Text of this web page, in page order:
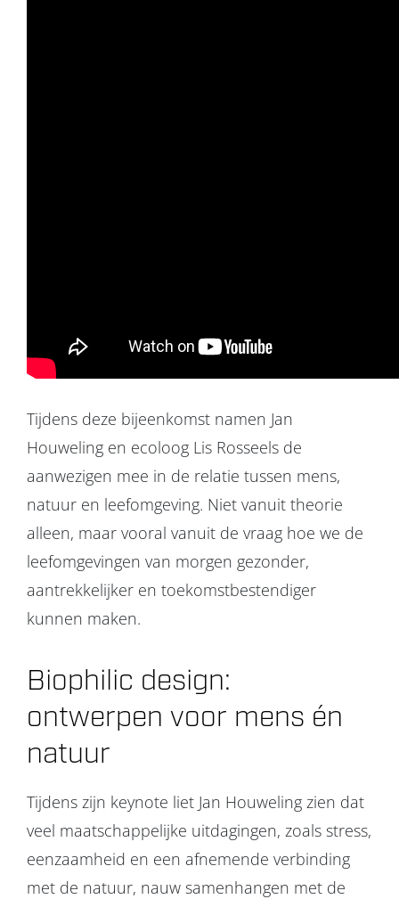
Tijdens deze bijeenkomst namen Jan
Houweling en ecoloog Lis Rosseels de
aanwezigen mee in de relatie tussen mens,
natuur en leefomgeving. Niet vanuit theorie
alleen, maar vooral vanuit de vraag hoe we de
leefomgevingen van morgen gezonder,
aantrekkelijker en toekomstbestendiger
kunnen maken.
Biophilic design:
ontwerpen voor mens én
natuur
Tijdens zijn keynote liet Jan Houweling zien dat
veel maatschappelijke uitdagingen, zoals stress,
eenzaamheid en een afnemende verbinding
met de natuur, nauw samenhangen met de